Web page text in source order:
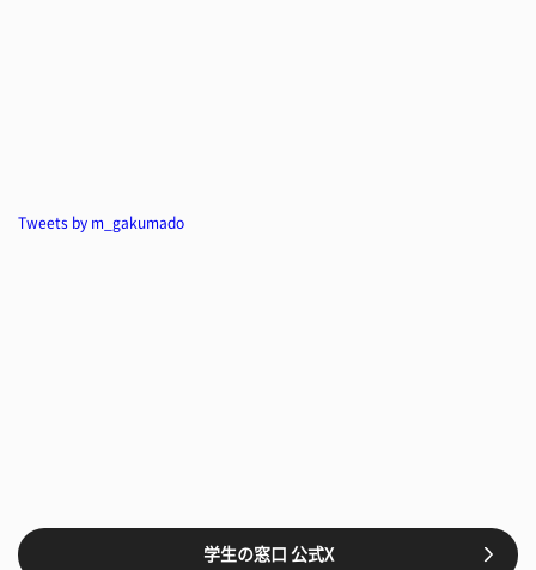
Tweets by m_gakumado
学生の窓口 公式X